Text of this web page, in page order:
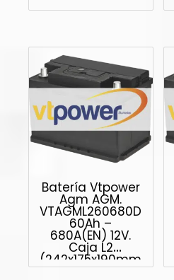
Batería Vtpower
Agm AGM.
VTAGML260680D.
60Ah –
680A(EN) 12V.
Caja L2
(242x175x190mm)